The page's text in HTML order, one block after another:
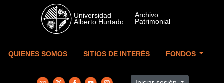
Skip to main content
QUIENES SOMOS SITIOS DE INTERÉS FONDOS